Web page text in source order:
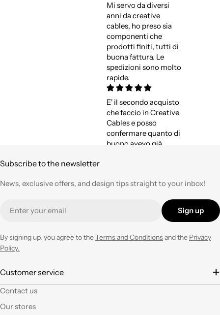
Mi servo da diversi
anni da creative
cables, ho preso sia
componenti che
prodotti finiti, tutti di
buona fattura. Le
spedizioni sono molto
rapide.
E' il secondo acquisto
che faccio in Creative
Cables e posso
confermare quanto di
buono avevo già
velocità nell'evasione
prezzo corretto !
Tornerò su questo
ne avrò necessità con
Subscribe to the newsletter
News, exclusive offers, and design tips straight to your inbox!
Sign up
By signing up, you agree to theTerms and Conditions and the Privacy
Policy.
Customer service
Contact us
Our stores